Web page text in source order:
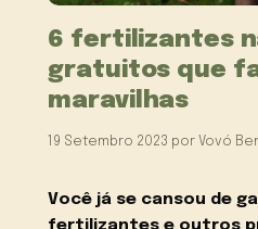
6 fertilizantes
gratuitos que
maravilhas
19 Setembro 2023 por Vovó
Você já se cansou de